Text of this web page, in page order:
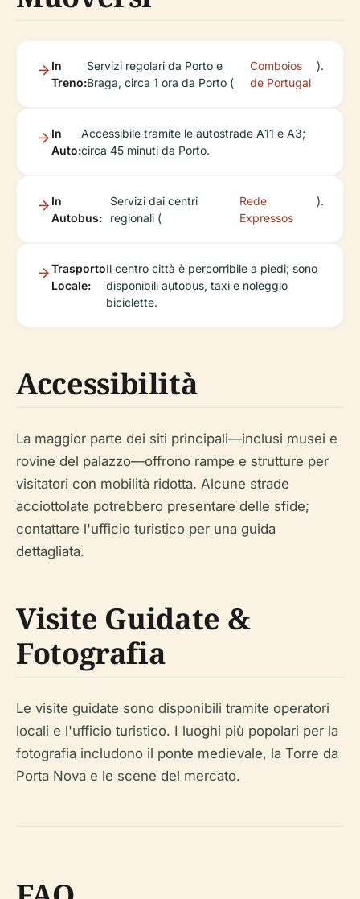
In
Treno:
Servizi regolari da Porto e
Braga, circa 1 ora da Porto (
Comboios
de Portugal
).
In
Auto:
Accessibile tramite le autostrade A11 e A3;
circa 45 minuti da Porto.
In
Autobus:
Servizi dai centri
regionali (
Rede
Expressos
).
Trasporto
Locale:
Il centro città è percorribile a piedi; sono
disponibili autobus, taxi e noleggio
biciclette.
Accessibilità
La maggior parte dei siti principali—inclusi musei e
rovine del palazzo—offrono rampe e strutture per
visitatori con mobilità ridotta. Alcune strade
acciottolate potrebbero presentare delle sfide;
contattare l'ufficio turistico per una guida
dettagliata.
Visite Guidate &
Fotografia
Le visite guidate sono disponibili tramite operatori
locali e l'ufficio turistico. I luoghi più popolari per la
fotografia includono il ponte medievale, la Torre da
Porta Nova e le scene del mercato.